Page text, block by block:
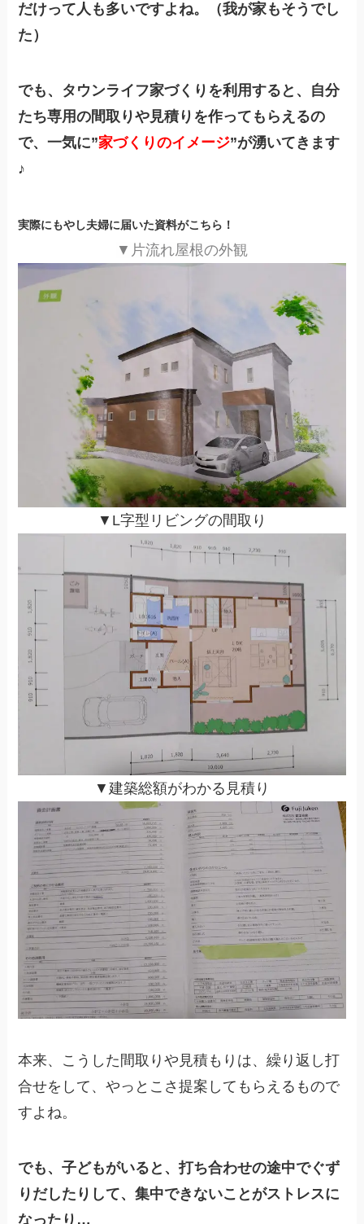
だけって人も多いですよね。（我が家もそうでし
た）
でも、タウンライフ家づくりを利用すると、自分
たち専用の間取りや見積りを作ってもらえるの
で、一気に”家づくりのイメージ”が湧いてきます
♪
実際にもやし夫婦に届いた資料がこちら！
▼片流れ屋根の外観
▼L字型リビングの間取り
▼建築総額がわかる見積り
本来、こうした間取りや見積もりは、繰り返し打
合せをして、やっとこさ提案してもらえるもので
すよね。
でも、子どもがいると、打ち合わせの途中でぐず
りだしたりして、集中できないことがストレスに
なったり…